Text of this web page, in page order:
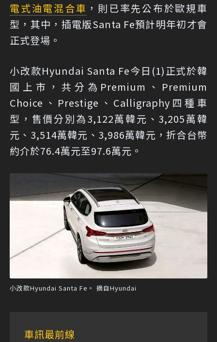
電式油電混合車 ，則已率先公布於歐規車
型，其中，插電版Santa Fe預計明年初才會
正式登場。
小改款Hyundai Santa Fe今日(1)正式於韓
國上市，共分為Premium、Premium
Choice、Prestige、Calligraphy四種車
型，售價分別為3,122萬韓元、3,205萬韓
元、3,514萬韓元、3,986萬韓元，折合台幣
約介於76.4萬元至97.6萬元。
小改款Hyundai Santa Fe。 摘自Hyundai
車訊最前線